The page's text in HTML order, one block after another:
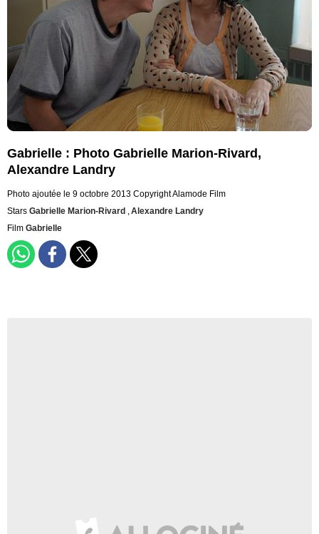
Gabrielle : Photo Gabrielle Marion-Rivard,
Alexandre Landry
Photo ajoutée le 9 octobre 2013 Copyright Alamode Film
Stars Gabrielle Marion-Rivard ,Alexandre Landry
Film Gabrielle